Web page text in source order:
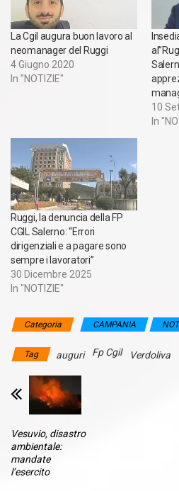
La Cgil augura buon lavoro al
neomanager del Ruggi
4 Giugno 2020
In "NOTIZIE"
10
In
Ruggi, la denuncia della FP
CGIL Salerno: “Errori
dirigenziali e a pagare sono
sempre i lavoratori”
30 Dicembre 2025
In "NOTIZIE"
Categoria CAMPANIA
Tag auguri Fp Cgil Verdoliva
Vesuvio, disastro
ambientale:
mandate
l’esercito